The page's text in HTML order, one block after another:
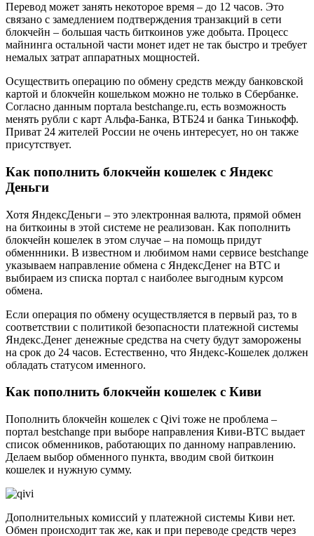
Перевод может занять некоторое время – до 12 часов. Это
связано с замедлением подтверждения транзакций в сети
блокчейн – большая часть биткоинов уже добыта. Процесс
майнинга остальной части монет идет не так быстро и требует
немалых затрат аппаратных мощностей.
Осуществить операцию по обмену средств между банковской
картой и блокчейн кошельком можно не только в Сбербанке.
Согласно данным портала bestchange.ru, есть возможность
менять рубли с карт Альфа-Банка, ВТБ24 и банка Тинькофф.
Приват 24 жителей России не очень интересует, но он также
присутствует.
Как пополнить блокчейн кошелек с Яндекс
Деньги
Хотя ЯндексДеньги – это электронная валюта, прямой обмен
на биткоины в этой системе не реализован. Как пополнить
блокчейн кошелек в этом случае – на помощь придут
обменнники. В известном и любимом нами сервисе bestchange
указываем направление обмена с ЯндексДенег на BTC и
выбираем из списка портал с наиболее выгодным курсом
обмена.
Если операция по обмену осуществляется в первый раз, то в
соответствии с политикой безопасности платежной системы
Яндекс.Денег денежные средства на счету будут заморожены
на срок до 24 часов. Естественно, что Яндекс-Кошелек должен
обладать статусом именного.
Как пополнить блокчейн кошелек с Киви
Пополнить блокчейн кошелек с Qivi тоже не проблема –
портал bestchange при выборе направления Киви-BTC выдает
список обменников, работающих по данному направлению.
Делаем выбор обменного пункта, вводим свой биткоин
кошелек и нужную сумму.
Дополнительных комиссий у платежной системы Киви нет.
Обмен происходит так же, как и при переводе средств через